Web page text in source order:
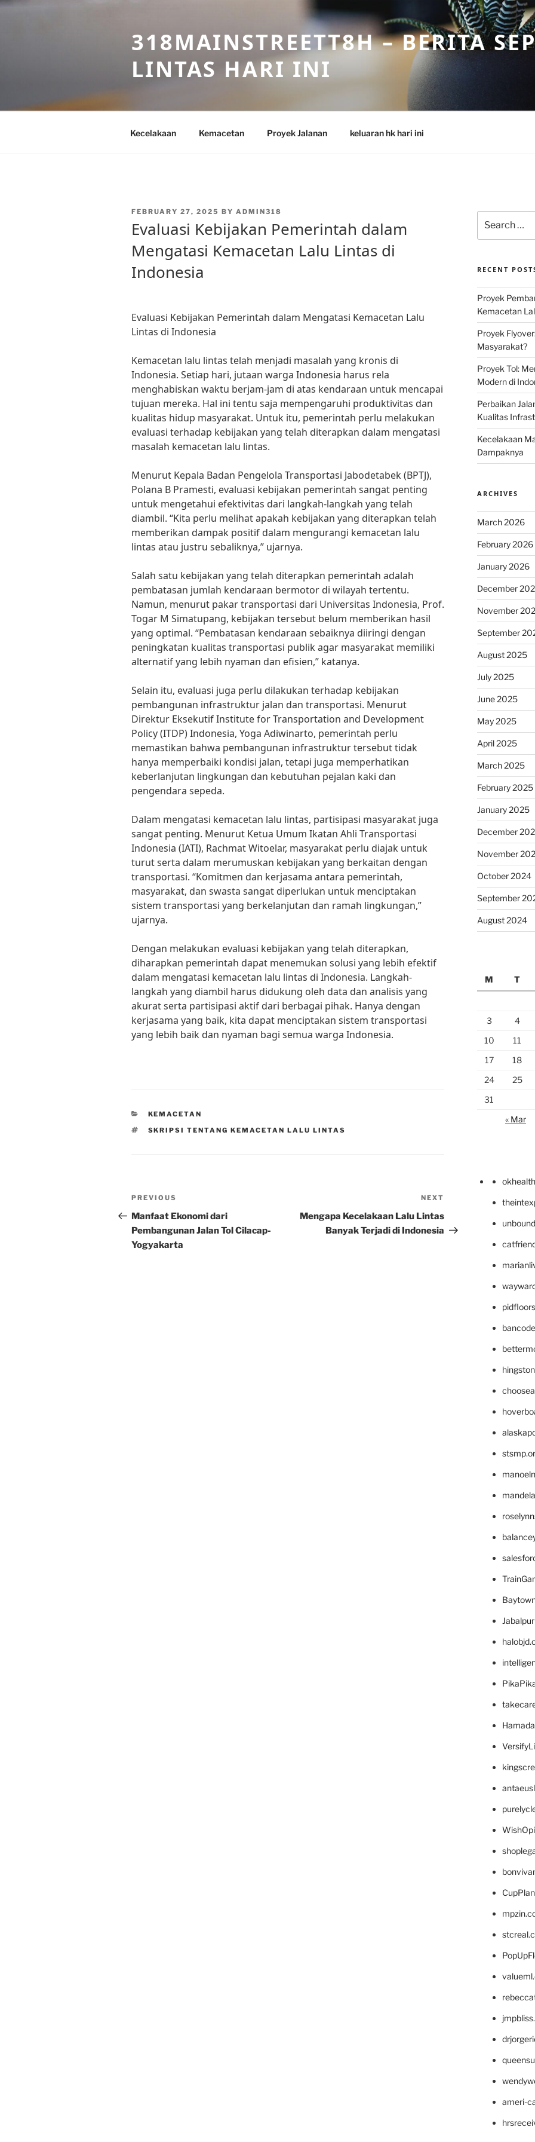
Skip
318MAINSTREETT8H – BERITA
LINTAS HARI INI
Kecelakaan Kemacetan Proyek Jalanan keluaran hk hari ini
POSTED
FEBRUARY 27, 2025 BY ADMIN318
Evaluasi Kebijakan Pemerintah dalam
Mengatasi Kemacetan Lalu Lintas di
Indonesia
Evaluasi Kebijakan Pemerintah dalam Mengatasi Kemacetan Lalu
Lintas di Indonesia
Kemacetan lalu lintas telah menjadi masalah yang kronis di
Indonesia. Setiap hari, jutaan warga Indonesia harus rela
menghabiskan waktu berjam-jam di atas kendaraan untuk mencapai
tujuan mereka. Hal ini tentu saja mempengaruhi produktivitas dan
kualitas hidup masyarakat. Untuk itu, pemerintah perlu melakukan
evaluasi terhadap kebijakan yang telah diterapkan dalam mengatasi
masalah kemacetan lalu lintas.
Menurut Kepala Badan Pengelola Transportasi Jabodetabek (BPTJ),
Polana B Pramesti, evaluasi kebijakan pemerintah sangat penting
untuk mengetahui efektivitas dari langkah-langkah yang telah
diambil. “Kita perlu melihat apakah kebijakan yang diterapkan telah
memberikan dampak positif dalam mengurangi kemacetan lalu
lintas atau justru sebaliknya,” ujarnya.
Salah satu kebijakan yang telah diterapkan pemerintah adalah
pembatasan jumlah kendaraan bermotor di wilayah tertentu.
Namun, menurut pakar transportasi dari Universitas Indonesia, Prof.
Togar M Simatupang, kebijakan tersebut belum memberikan hasil
yang optimal. “Pembatasan kendaraan sebaiknya diiringi dengan
peningkatan kualitas transportasi publik agar masyarakat memiliki
alternatif yang lebih nyaman dan efisien,” katanya.
Selain itu, evaluasi juga perlu dilakukan terhadap kebijakan
pembangunan infrastruktur jalan dan transportasi. Menurut
Direktur Eksekutif Institute for Transportation and Development
Policy (ITDP) Indonesia, Yoga Adiwinarto, pemerintah perlu
memastikan bahwa pembangunan infrastruktur tersebut tidak
hanya memperbaiki kondisi jalan, tetapi juga memperhatikan
keberlanjutan lingkungan dan kebutuhan pejalan kaki dan
pengendara sepeda.
Dalam mengatasi kemacetan lalu lintas, partisipasi masyarakat juga
sangat penting. Menurut Ketua Umum Ikatan Ahli Transportasi
Indonesia (IATI), Rachmat Witoelar, masyarakat perlu diajak untuk
turut serta dalam merumuskan kebijakan yang berkaitan dengan
transportasi. “Komitmen dan kerjasama antara pemerintah,
masyarakat, dan swasta sangat diperlukan untuk menciptakan
sistem transportasi yang berkelanjutan dan ramah lingkungan,”
ujarnya.
Dengan melakukan evaluasi kebijakan yang telah diterapkan,
diharapkan pemerintah dapat menemukan solusi yang lebih efektif
dalam mengatasi kemacetan lalu lintas di Indonesia. Langkah-
langkah yang diambil harus didukung oleh data dan analisis yang
akurat serta partisipasi aktif dari berbagai pihak. Hanya dengan
kerjasama yang baik, kita dapat menciptakan sistem transportasi
yang lebih baik dan nyaman bagi semua warga Indonesia.
CATEGORIES
KEMACETAN
TAGS
SKRIPSI TENTANG KEMACETAN LALU LINTAS
Post
navigation
Previous
Post
PREVIOUS
Manfaat Ekonomi dari
Pembangunan Jalan Tol Cilacap-
Yogyakarta
Post
NEXT
Mengapa Kecelakaan Lalu Lintas
Banyak Terjadi di Indonesia
for:
RECENT
Proyek
Kemacetan
Proyek
Masyarakat?
Proyek Tol:
Modern di
Perbaikan
Kualitas
Kecelakaan
Dampaknya
ARCHIVES
March 2026
February 2026
January 2026
December
November
September
August 2025
July 2025
June 2025
May 2025
April 2025
March 2025
February 2025
January 2025
December
November
October 2024
September
August 2024
M
T
3
4
10
11
17
18
24
25
31
« Mar
ameri-